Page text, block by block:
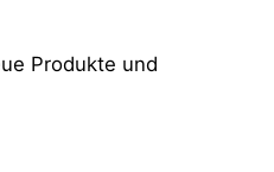
Produkte und